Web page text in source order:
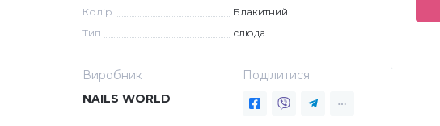
Колір
Блакитний
Тип
слюда
Виробник
NAILS WORLD
Поділитися